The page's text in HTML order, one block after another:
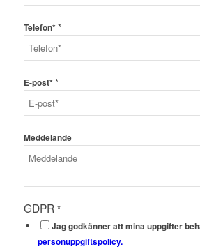
Telefon* *
E-post* *
Meddelande
GDPR *
Jag godkänner att mina uppgifter
personuppgiftspolicy.